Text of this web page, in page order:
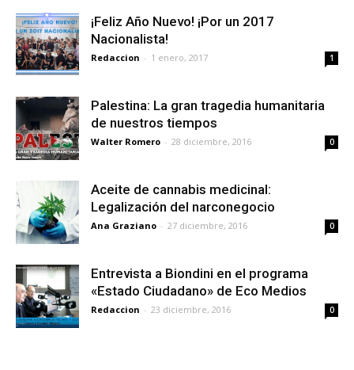
¡Feliz Año Nuevo! ¡Por un 2017
Nacionalista!
Redaccion - 1 enero, 2017 1
Palestina: La gran tragedia humanitaria
de nuestros tiempos
Walter Romero - 28 diciembre, 2016 0
Aceite de cannabis medicinal:
Legalización del narconegocio
Ana Graziano - 27 diciembre, 2016 0
Entrevista a Biondini en el programa
«Estado Ciudadano» de Eco Medios
Redaccion - 23 diciembre, 2016 0